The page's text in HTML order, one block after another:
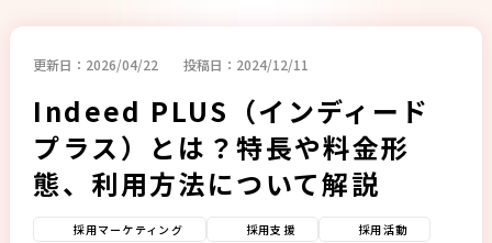
更新日：2026/04/22 投稿日：2024/12/11
Indeed PLUS（インディード
プラス）とは？特長や料金形
態、利用方法について解説
採用マーケティング 採用支援 採用活動